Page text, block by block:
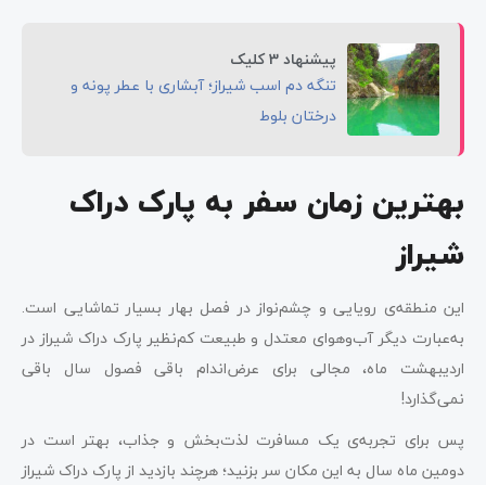
پیشنهاد 3 کلیک
تنگه دم اسب شیراز؛ آبشاری با عطر پونه و
درختان بلوط
بهترین زمان سفر به پارک دراک
شیراز
این منطقه‌ی رویایی و چشم‌نواز در فصل بهار بسیار تماشایی است.
به‌عبارت دیگر آب‌و‌هوای معتدل و طبیعت کم‌نظیر پارک دراک شیراز در
اردیبهشت ماه، مجالی برای عرض‌اندام باقی فصول سال باقی
نمی‌گذارد!
پس برای تجربه‌ی یک مسافرت لذت‌بخش و جذاب، بهتر است در
دومین ماه سال به این مکان سر بزنید؛ هرچند بازدید از پارک دراک شیراز